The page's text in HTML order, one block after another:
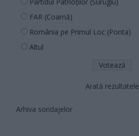
FAR (Coarnă)
România pe Primul Loc (Ponta)
Altul
Arată rezultatele
Arhiva sondajelor